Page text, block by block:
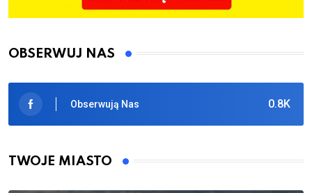
OBSERWUJ NAS
0.8K
Obserwują Nas
TWOJE MIASTO